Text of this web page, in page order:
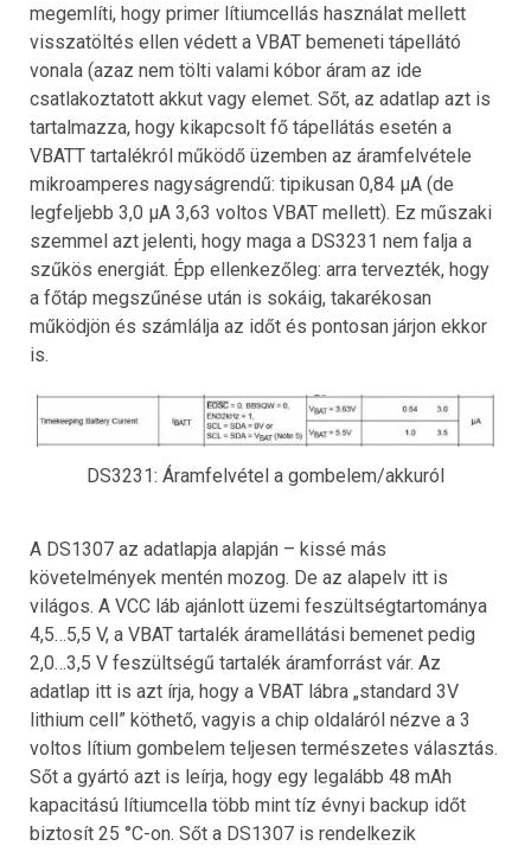
megemlíti, hogy primer lítiumcellás használat mellett
visszatöltés ellen védett a VBAT bemeneti tápellátó
vonala (azaz nem tölti valami kóbor áram az ide
csatlakoztatott akkut vagy elemet. Sőt, az adatlap azt is
tartalmazza, hogy kikapcsolt fő tápellátás esetén a
VBATT tartalékról működő üzemben az áramfelvétele
mikroamperes nagyságrendű: tipikusan 0,84 µA (de
legfeljebb 3,0 µA 3,63 voltos VBAT mellett). Ez műszaki
szemmel azt jelenti, hogy maga a DS3231 nem falja a
szűkös energiát. Épp ellenkezőleg: arra tervezték, hogy
a főtáp megszűnése után is sokáig, takarékosan
működjön és számlálja az időt és pontosan járjon ekkor
is.
DS3231: Áramfelvétel a gombelem/akkuról
A DS1307 az adatlapja alapján – kissé más
követelmények mentén mozog. De az alapelv itt is
világos. A VCC láb ajánlott üzemi feszültségtartománya
4,5…5,5 V, a VBAT tartalék áramellátási bemenet pedig
2,0…3,5 V feszültségű tartalék áramforrást vár. Az
adatlap itt is azt írja, hogy a VBAT lábra „standard 3V
lithium cell” köthető, vagyis a chip oldaláról nézve a 3
voltos lítium gombelem teljesen természetes választás.
Sőt a gyártó azt is leírja, hogy egy legalább 48 mAh
kapacitású lítiumcella több mint tíz évnyi backup időt
biztosít 25 °C-on. Sőt a DS1307 is rendelkezik